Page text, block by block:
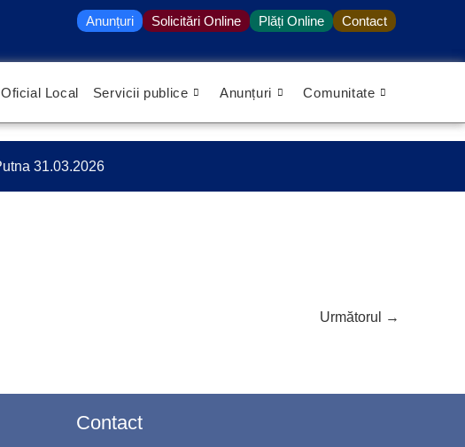
Anunțuri Solicitări Online Plăți Online Contact
Local Servicii publice Anunțuri Comunitate
31.03.2026
Următorul →
Contact